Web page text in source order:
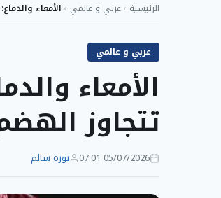
الرئيسية ›عربي و عالمي › الأمعاء
عربي و عالمي
الأمعاء
تتجاوز
05/07/2026 07:01 نورة سالم